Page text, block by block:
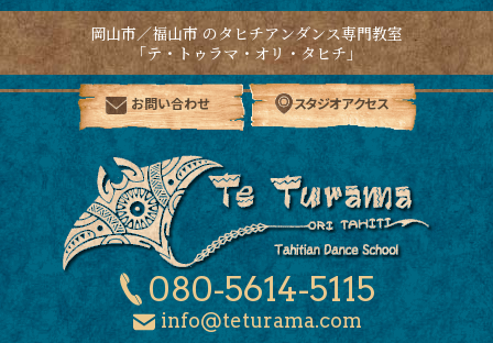
岡山市／福山市 のタヒチアンダンス専門教室
「テ・トゥラマ・オリ・タヒチ」
お問い合わせ スタジオアクセス
080-5614-5115
info@teturama.com